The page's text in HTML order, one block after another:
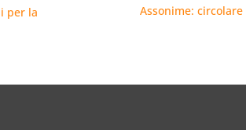
per la
Assonime: